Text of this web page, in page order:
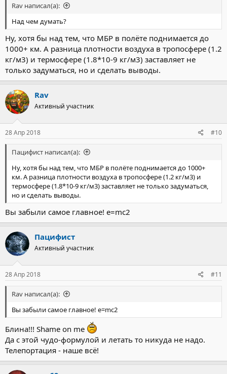
Rav написал(а):
Над чем думать?
Ну, хотя бы над тем, что МБР в полёте поднимается до
1000+ км. А разница плотности воздуха в тропосфере (1.2
кг/м3) и термосфере (1.8*10-9 кг/м3) заставляет не
только задуматься, но и сделать выводы.
Rav
Активный участник
28 Апр 2018 #10
Пацифист написал(а):
Ну, хотя бы над тем, что МБР в полёте поднимается до 1000+
км. А разница плотности воздуха в тропосфере (1.2 кг/м3) и
термосфере (1.8*10-9 кг/м3) заставляет не только задуматься,
но и сделать выводы.
Вы забыли самое главное! e=mc2
Пацифист
Активный участник
28 Апр 2018 #11
Rav написал(а):
Вы забыли самое главное! e=mc2
Блина!!! Shame on me
Да с этой чудо-формулой и летать то никуда не надо.
Телепортация - наше всё!